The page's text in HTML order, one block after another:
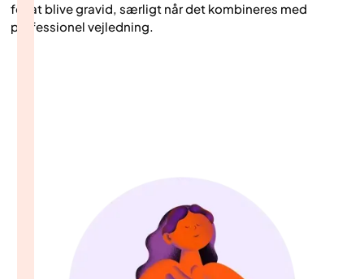
for at blive gravid, særligt når det kombineres med
professionel vejledning.